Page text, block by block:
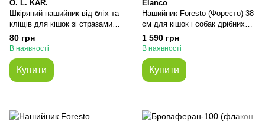
O. L. KAR.
Шкіряний нашийник від бліх та
кліщів для кішок зі стразами
БУРДИ 2в1 жовтий 35 см
80 грн
В наявності
Купити
Elanco
Нашийник Foresto (Форесто) 38
см для кішок і собак дрібних
порід Elanco (термін до 05.2028
р)
1 590 грн
В наявності
Купити